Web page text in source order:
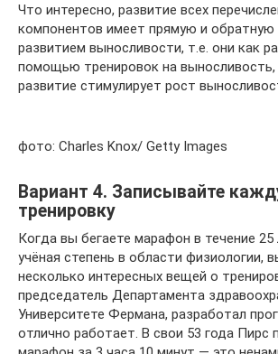
Что интересно, развитие всех
компонентов имеет прямую и обратную
развитием выносливости, т.е. они как
помощью тренировок на выносливость,
развитие стимулирует рост
фото: Charles Knox/ Getty Images
Вариант 4. Записывайте
тренировку
Когда вы бегаете марафон в течение 25
учёная степень в области физиологии,
несколько интересных вещей о
председатель Департамента
Университете Фермана, разработал
отлично работает. В свои 53 года Пирс